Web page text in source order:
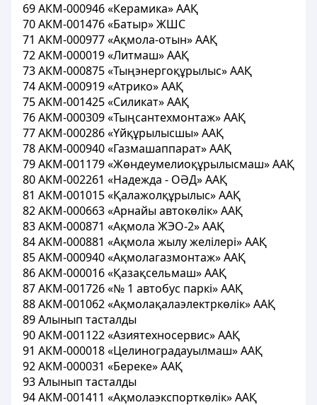
69 АКМ-000946 «Керамика» ААҚ
70 АКМ-001476 «Батыр» ЖШС
71 АКМ-000977 «Ақмола-отын» ААҚ
72 АКМ-000019 «Литмаш» ААҚ
73 АКМ-000875 «Тыңэнергоқұрылыс» ААҚ
74 АКМ-000919 «Атрико» ААҚ
75 АКМ-001425 «Силикат» ААҚ
76 АКМ-000309 «Тыңсантехмонтаж» ААҚ
77 АКМ-000286 «Үйқұрылысшы» ААҚ
78 АКМ-000940 «Газмашаппарат» ААҚ
79 АКМ-001179 «Жөндеумелиоқұрылысмаш» ААҚ
80 АКМ-002261 «Надежда - ОӘД» ААҚ
81 АКМ-001015 «Қалажолқұрылыс» ААҚ
82 АКМ-000663 «Арнайы автокөлік» ААҚ
83 АКМ-000871 «Ақмола ЖЭО-2» ААҚ
84 АКМ-000881 «Ақмола жылу желілері» ААҚ
85 АКМ-000940 «Ақмолагазмонтаж» ААҚ
86 АКМ-000016 «Қазақсельмаш» ААҚ
87 АКМ-001726 «№ 1 автобус паркі» ААҚ
88 АКМ-001062 «Ақмолақалаэлектркөлік» ААҚ
89 Алынып тасталды
90 АКМ-001122 «Азиятехносервис» ААҚ
91 АКМ-000018 «Целиноградауылмаш» ААҚ
92 АКМ-000031 «Береке» ААҚ
93 Алынып тасталды
94 АКМ-001411 «Ақмолаэкспорткөлік» ААҚ